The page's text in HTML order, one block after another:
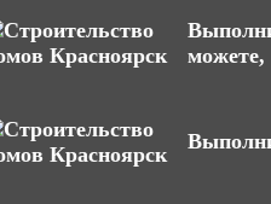
можете,